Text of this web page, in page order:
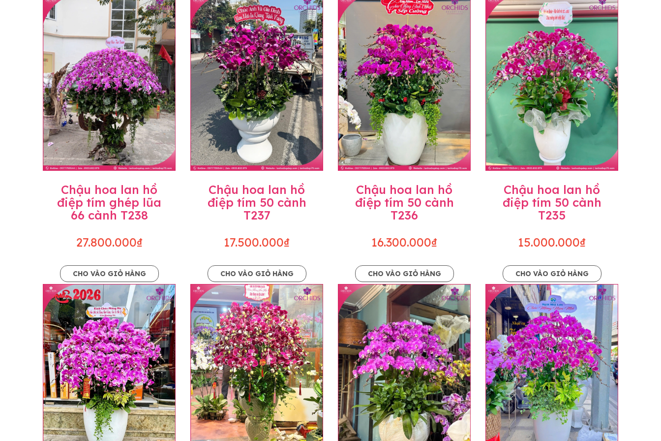
loại hoa và phụ kiện thay thế, vẫn giữ nguyên mức giá không thay đổi. Trường hợp không đủ thời gian hoặc không liên lạc được với người
đặt, chúng tôi sẽ chủ động thay thế loại hoa lan khác có ý nghĩa và màu sắc gần giống với mẫu đã chọn.
Lưu ý về giá niêm yết
• Giá trên website chưa bao gồm thuế giá trị gia tăng (thuế VAT), mức thuế được áp dụng theo quy định hiện hành.
• Giá trên được miễn ship giao trong nội thành, miễn phí in thiệp - banner theo yêu cầu khách hàng.
• Beautiful Orchids liên kết với các cửa hàng trên toàn quốc để phục vụ giao hoa tận nơi, mỗi khu vực sẽ có mức giá khác nhau (tùy vào chi phí
mặt bằng, nguyên vật liệu,..) nên giá có thể sẽ thay đổi so với giá niêm yết trên website. Khách hàng ở Tỉnh thành khác vui lòng chủ động hỏi lại
giá trước khi đặt hàng, shop sẽ chủ động báo giá chính xác khi có địa chỉ giao hàng cụ thể.
Chậu hoa lan hồ
điệp tím ghép lũa
66 cành T238
27.800.000₫
CHO VÀO GIỎ HÀNG
Chậu hoa lan hồ
điệp tím 50 cành
T237
17.500.000₫
CHO VÀO GIỎ HÀNG
Chậu hoa lan hồ
điệp tím 50 cành
T236
16.300.000₫
CHO VÀO GIỎ HÀNG
Chậu hoa lan hồ
điệp tím 50 cành
T235
15.000.000₫
CHO VÀO GIỎ HÀNG